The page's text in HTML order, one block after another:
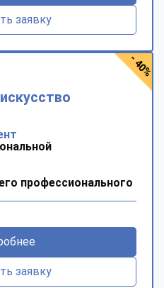
заявку
профессионального
заявку
- 40%